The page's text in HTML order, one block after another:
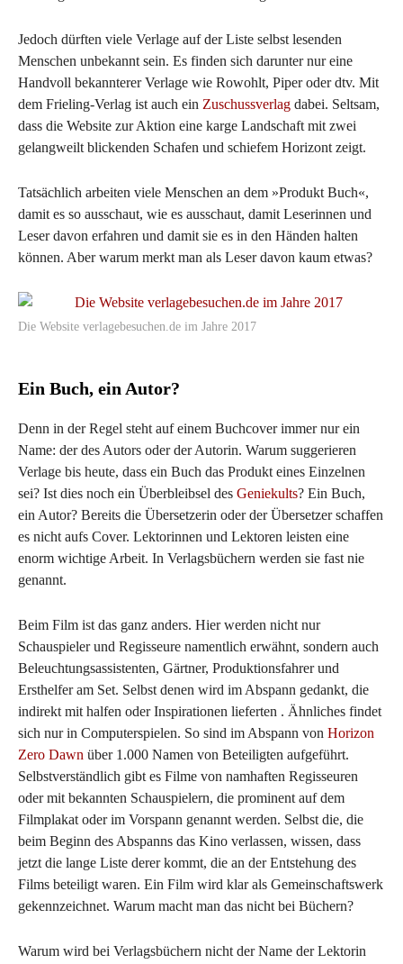
Jedoch dürften viele Verlage auf der Liste selbst lesenden
Menschen unbekannt sein. Es finden sich darunter nur eine
Handvoll bekannterer Verlage wie Rowohlt, Piper oder dtv. Mit
dem Frieling-Verlag ist auch ein Zuschussverlag dabei. Seltsam,
dass die Website zur Aktion eine karge Landschaft mit zwei
gelangweilt blickenden Schafen und schiefem Horizont zeigt.
Tatsächlich arbeiten viele Menschen an dem »Produkt Buch«,
damit es so ausschaut, wie es ausschaut, damit Leserinnen und
Leser davon erfahren und damit sie es in den Händen halten
können. Aber warum merkt man als Leser davon kaum etwas?
Die Website verlagebesuchen.de im Jahre 2017
Ein Buch, ein Autor?
Denn in der Regel steht auf einem Buchcover immer nur ein
Name: der des Autors oder der Autorin. Warum suggerieren
Verlage bis heute, dass ein Buch das Produkt eines Einzelnen
sei? Ist dies noch ein Überbleibsel des Geniekults? Ein Buch,
ein Autor? Bereits die Übersetzerin oder der Übersetzer schaffen
es nicht aufs Cover. Lektorinnen und Lektoren leisten eine
enorm wichtige Arbeit. In Verlagsbüchern werden sie fast nie
genannt.
Beim Film ist das ganz anders. Hier werden nicht nur
Schauspieler und Regisseure namentlich erwähnt, sondern auch
Beleuchtungsassistenten, Gärtner, Produktionsfahrer und
Ersthelfer am Set. Selbst denen wird im Abspann gedankt, die
indirekt mit halfen oder Inspirationen lieferten . Ähnliches findet
sich nur in Computerspielen. So sind im Abspann von Horizon
Zero Dawn über 1.000 Namen von Beteiligten aufgeführt.
Selbstverständlich gibt es Filme von namhaften Regisseuren
oder mit bekannten Schauspielern, die prominent auf dem
Filmplakat oder im Vorspann genannt werden. Selbst die, die
beim Beginn des Abspanns das Kino verlassen, wissen, dass
jetzt die lange Liste derer kommt, die an der Entstehung des
Films beteiligt waren. Ein Film wird klar als Gemeinschaftswerk
gekennzeichnet. Warum macht man das nicht bei Büchern?
Warum wird bei Verlagsbüchern nicht der Name der Lektorin